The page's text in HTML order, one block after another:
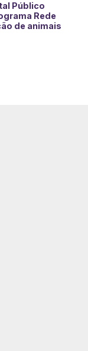
Público
Rede
de animais